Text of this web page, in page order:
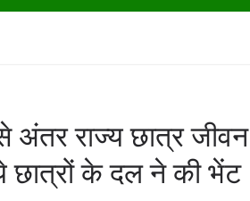
अंतर राज्य छात्र जीवन
के दल ने की भेंट